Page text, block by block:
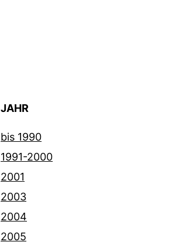
JAHR
bis 1990
1991-2000
2001
2003
2004
2005